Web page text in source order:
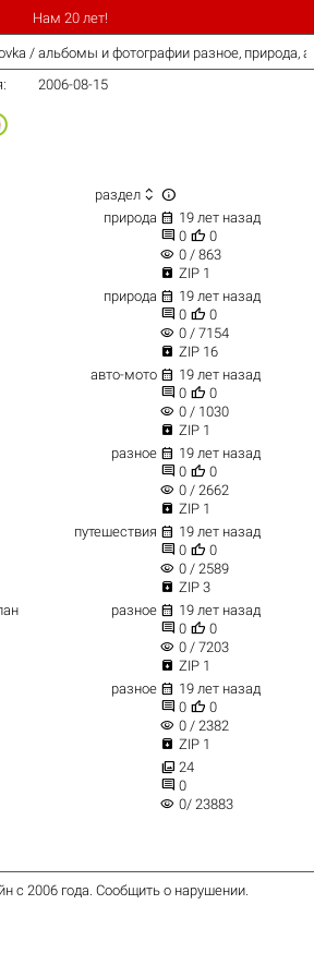
Нам 20 лет!
/ альбомы и фотографии разное, природа,
2006-08-15
раздел  
природа  19 лет назад
 0  0
visibility 0 / 863
 ZIP 1
природа  19 лет назад
 0  0
visibility 0 / 7154
 ZIP 16
авто-мото  19 лет назад
 0  0
visibility 0 / 1030
 ZIP 1
разное  19 лет назад
 0  0
visibility 0 / 2662
 ZIP 1
путешествия  19 лет назад
 0  0
visibility 0 / 2589
 ZIP 3
разное  19 лет назад
 0  0
visibility 0 / 7203
 ZIP 1
разное  19 лет назад
 0  0
visibility 0 / 2382
 ZIP 1
 24
 0
visibility 0/ 23883
с 2006 года Сообщить о нарушении